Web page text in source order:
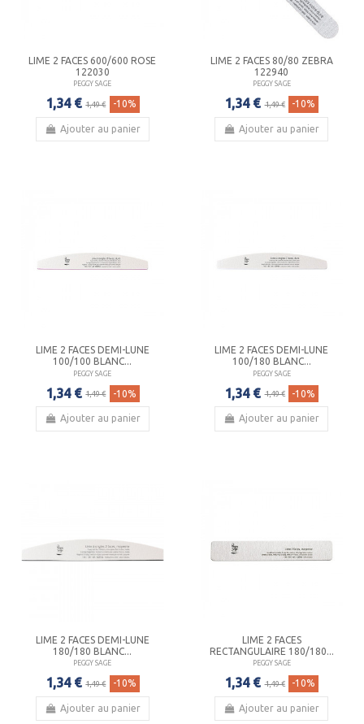
LIME 2 FACES 600/600 ROSE
122030
PEGGY SAGE
1,34 € 1,49 € -10%
Ajouter au panier
LIME 2 FACES 80/80 ZEBRA
122940
PEGGY SAGE
1,34 € 1,49 € -10%
Ajouter au panier
LIME 2 FACES DEMI-LUNE
100/100 BLANC...
PEGGY SAGE
1,34 € 1,49 € -10%
Ajouter au panier
LIME 2 FACES DEMI-LUNE
100/180 BLANC...
PEGGY SAGE
1,34 € 1,49 € -10%
Ajouter au panier
LIME 2 FACES DEMI-LUNE
180/180 BLANC...
PEGGY SAGE
1,34 € 1,49 € -10%
Ajouter au panier
LIME 2 FACES
RECTANGULAIRE 180/180...
PEGGY SAGE
1,34 € 1,49 € -10%
Ajouter au panier